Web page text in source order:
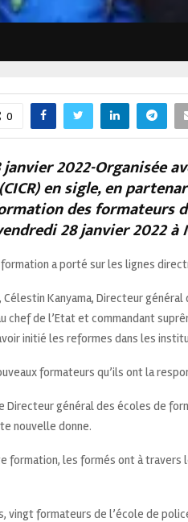
0
janvier 2022-Organisée
en sigle, en
des formateurs
28 janvier 2022
a porté sur les lignes
Célestin Kanyama, Directeur
chef de l’Etat et commandant
initié les reformes dans les
formateurs qu’ils ont la
Directeur général des écoles de
nouvelle donne.
formation, les formés ont à travers
vingt formateurs de l’école de